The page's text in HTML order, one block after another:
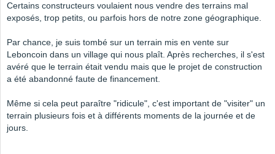
Certains constructeurs voulaient nous vendre des terrains mal
exposés, trop petits, ou parfois hors de notre zone géographique.
Par chance, je suis tombé sur un terrain mis en vente sur
Leboncoin dans un village qui nous plaît. Après recherches, il s'est
avéré que le terrain était vendu mais que le projet de construction
a été abandonné faute de financement.
Même si cela peut paraître "ridicule", c'est important de "visiter" un
terrain plusieurs fois et à différents moments de la journée et de
jours.